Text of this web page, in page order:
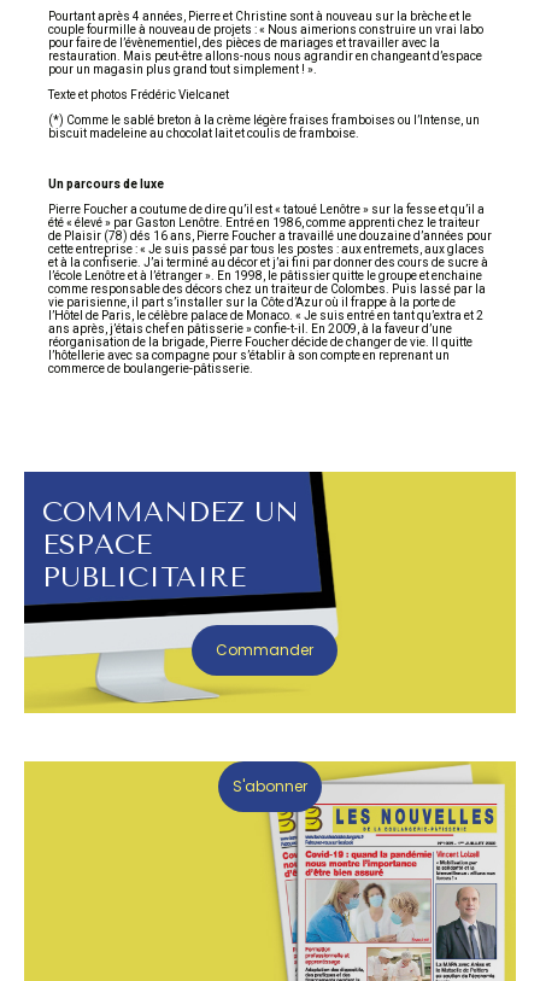
Pourtant après 4 années, Pierre et Christine sont à nouveau sur la brèche et le
couple fourmille à nouveau de projets : « Nous aimerions construire un vrai labo
pour faire de l’évènementiel, des pièces de mariages et travailler avec la
restauration. Mais peut-être allons-nous nous agrandir en changeant d’espace
pour un magasin plus grand tout simplement ! ».
Texte et photos Frédéric Vielcanet
(*) Comme le sablé breton à la crème légère fraises framboises ou l’Intense, un
biscuit madeleine au chocolat lait et coulis de framboise.
Un parcours de luxe
Pierre Foucher a coutume de dire qu’il est « tatoué Lenôtre » sur la fesse et qu’il a
été « élevé » par Gaston Lenôtre. Entré en 1986, comme apprenti chez le traiteur
de Plaisir (78) dés 16 ans, Pierre Foucher a travaillé une douzaine d’années pour
cette entreprise : « Je suis passé par tous les postes : aux entremets, aux glaces
et à la confiserie. J’ai terminé au décor et j’ai fini par donner des cours de sucre à
l’école Lenôtre et à l’étranger ». En 1998, le pâtissier quitte le groupe et enchaine
comme responsable des décors chez un traiteur de Colombes. Puis lassé par la
vie parisienne, il part s’installer sur la Côte d’Azur où il frappe à la porte de
l’Hôtel de Paris, le célèbre palace de Monaco. « Je suis entré en tant qu’extra et 2
ans après, j’étais chef en pâtisserie » confie-t-il. En 2009, à la faveur d’une
réorganisation de la brigade, Pierre Foucher décide de changer de vie. Il quitte
l’hôtellerie avec sa compagne pour s’établir à son compte en reprenant un
commerce de boulangerie-pâtisserie.
COMMANDEZ UN
ESPACE
PUBLICITAIRE
Commander
S'abonner